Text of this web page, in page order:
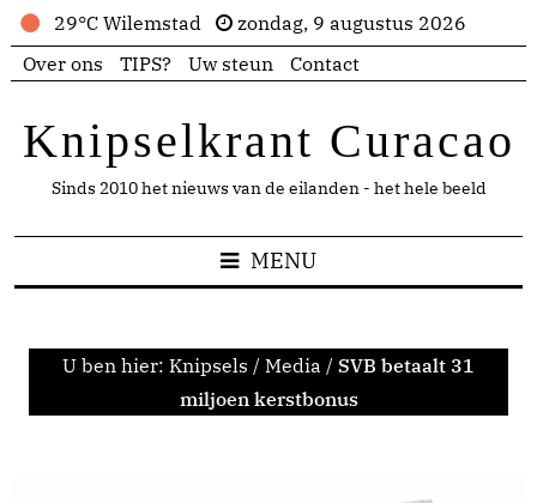
29°C Wilemstad
zondag, 9 augustus 2026
Over ons
TIPS? Uw steun Contact
Knipselkrant Curacao
Sinds 2010 het nieuws van de eilanden - het hele beeld
MENU
U ben hier: Knipsels / Media / SVB betaalt 31
miljoen kerstbonus